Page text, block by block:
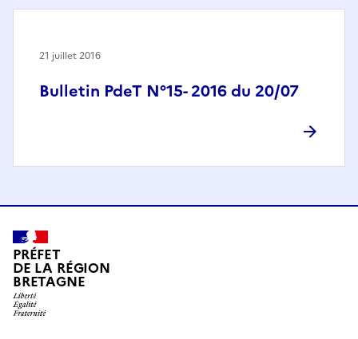
Bulletin PdeT N°15- 2016 du 20/07
21 juillet 2016
PRÉFET
DE LA RÉGION
BRETAGNE